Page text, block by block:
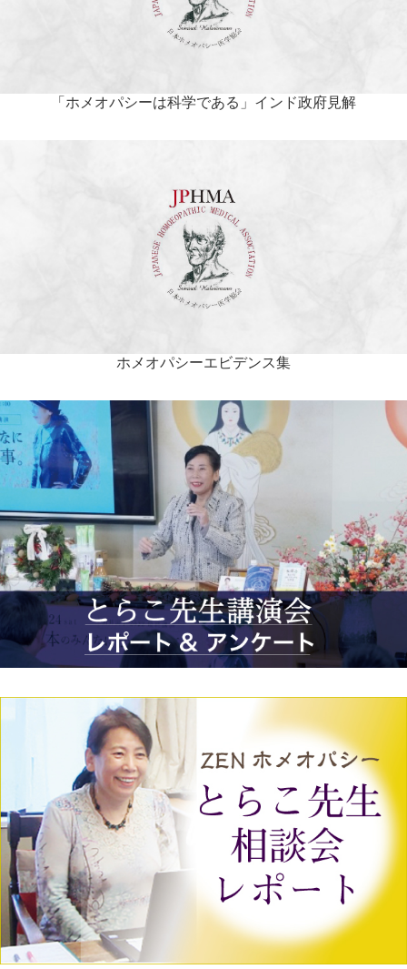
「ホメオパシーは科学である」インド政府見解
ホメオパシーエビデンス集